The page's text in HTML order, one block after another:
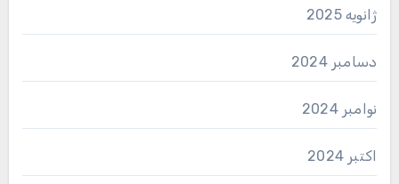
ژانویه 2025
دسامبر 2024
نوامبر 2024
اکتبر 2024